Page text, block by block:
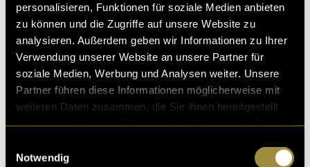
personalisieren, Funktionen für soziale Medien anbieten
zu können und die Zugriffe auf unsere Website zu
analysieren. Außerdem geben wir Informationen zu Ihrer
Verwendung unserer Website an unsere Partner für
soziale Medien, Werbung und Analysen weiter. Unsere
Partner führen diese Informationen möglicherweise mit
weiteren Daten zusammen, die Sie ihnen bereitgestellt
Notwendig